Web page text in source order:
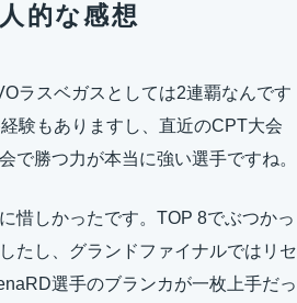
的な感想
ラスベガスとしては2連覇なんです
験もありますし、直近のCPT大会
で勝つ力が本当に強い選手ですね。
惜しかったです。TOP 8でぶつかっ
たし、グランドファイナルではリセ
選手のブランカが一枚上手だっ